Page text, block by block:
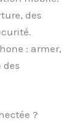
des
: armer,
des
?